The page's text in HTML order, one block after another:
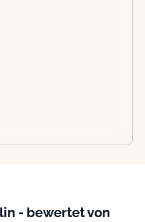
- bewertet von